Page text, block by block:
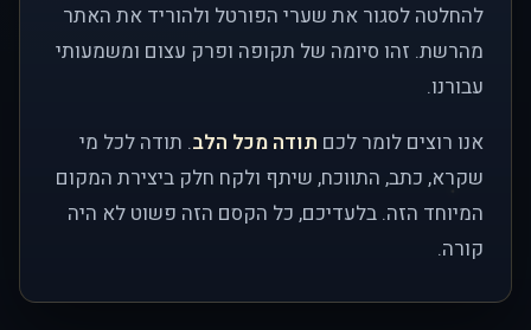
להחלטה לסגור את שערי הפורטל ולהוריד את האתר
מהרשת. זהו סיומה של תקופה ופרק עצום ומשמעותי
עבורנו.
אנו רוצים לומר לכם תודה מכל הלב. תודה לכל מי
שקרא, כתב, התווכח, שיתף ולקח חלק ביצירת המקום
המיוחד הזה. בלעדיכם, כל הקסם הזה פשוט לא היה
קורה.